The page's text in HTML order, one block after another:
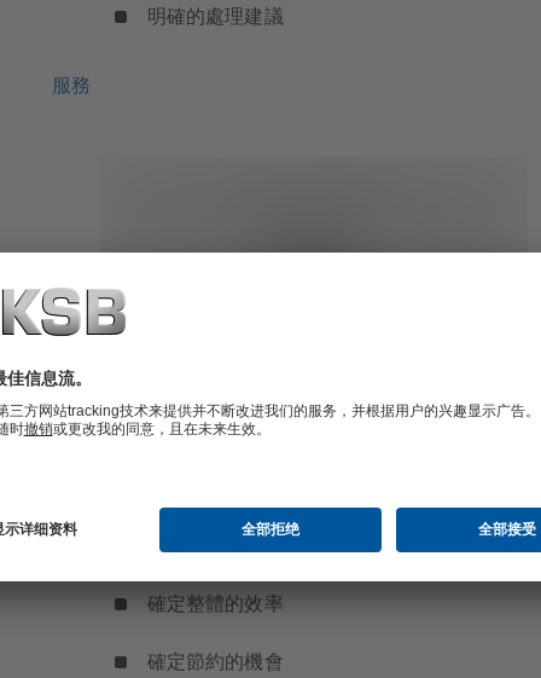
明確的處理建議
服務
抽取地下水時，最重要的就是整體效率。KSB 能透過特
測量方法檢視抽水系統的經濟效益並制定最佳化的建議。
確定整體的效率
確定節約的機會